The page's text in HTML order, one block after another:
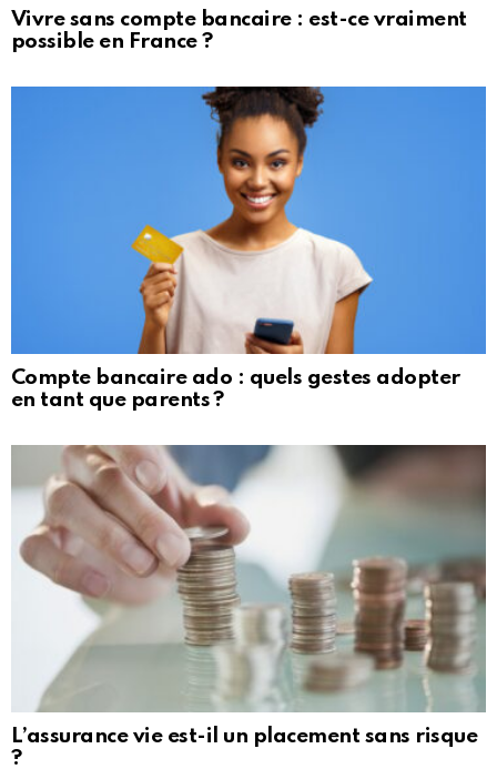
Vivre sans compte bancaire : est-ce vraiment
possible en France ?
Compte bancaire ado : quels gestes adopter
en tant que parents ?
L’assurance vie est-il un placement sans risque
?